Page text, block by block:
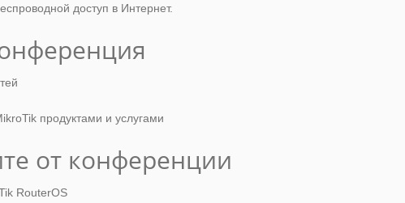
доступ в Интернет.
продуктами и услугами
от конференции
RouterOS